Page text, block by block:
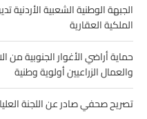
الجبهة الوطنية الشعبية
الملكية العقارية
حماية أراضي الأغوار الجنوبية
والعمال الزراعيين أولوية وطنية
تصريح صحفي صادر عن اللجنة